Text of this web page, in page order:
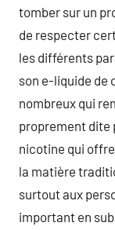
tomber sur un
de respecter
les différents
son e-liquide de
nombreux qui
proprement dite
nicotine qui
la matière
surtout aux
important en